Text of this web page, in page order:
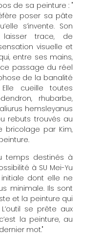
de sa peinture : "
poser sa pâte
s’invente. Son
trace, de
visuelle et
entre ses mains,
passage du réel
de la banalité
cueille toutes
rhubarbe,
hemsleyanus
rebuts trouvés au
bricolage par Kim,
temps destinés à
à SU Mei-Yu
dont elle ne
minimale. Ils sont
et la peinture qui
se prête aux
la peinture, au
mot."